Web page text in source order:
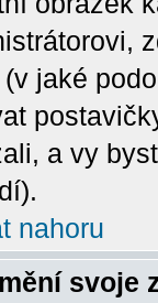
jaké
a vy
nahoru
svoje